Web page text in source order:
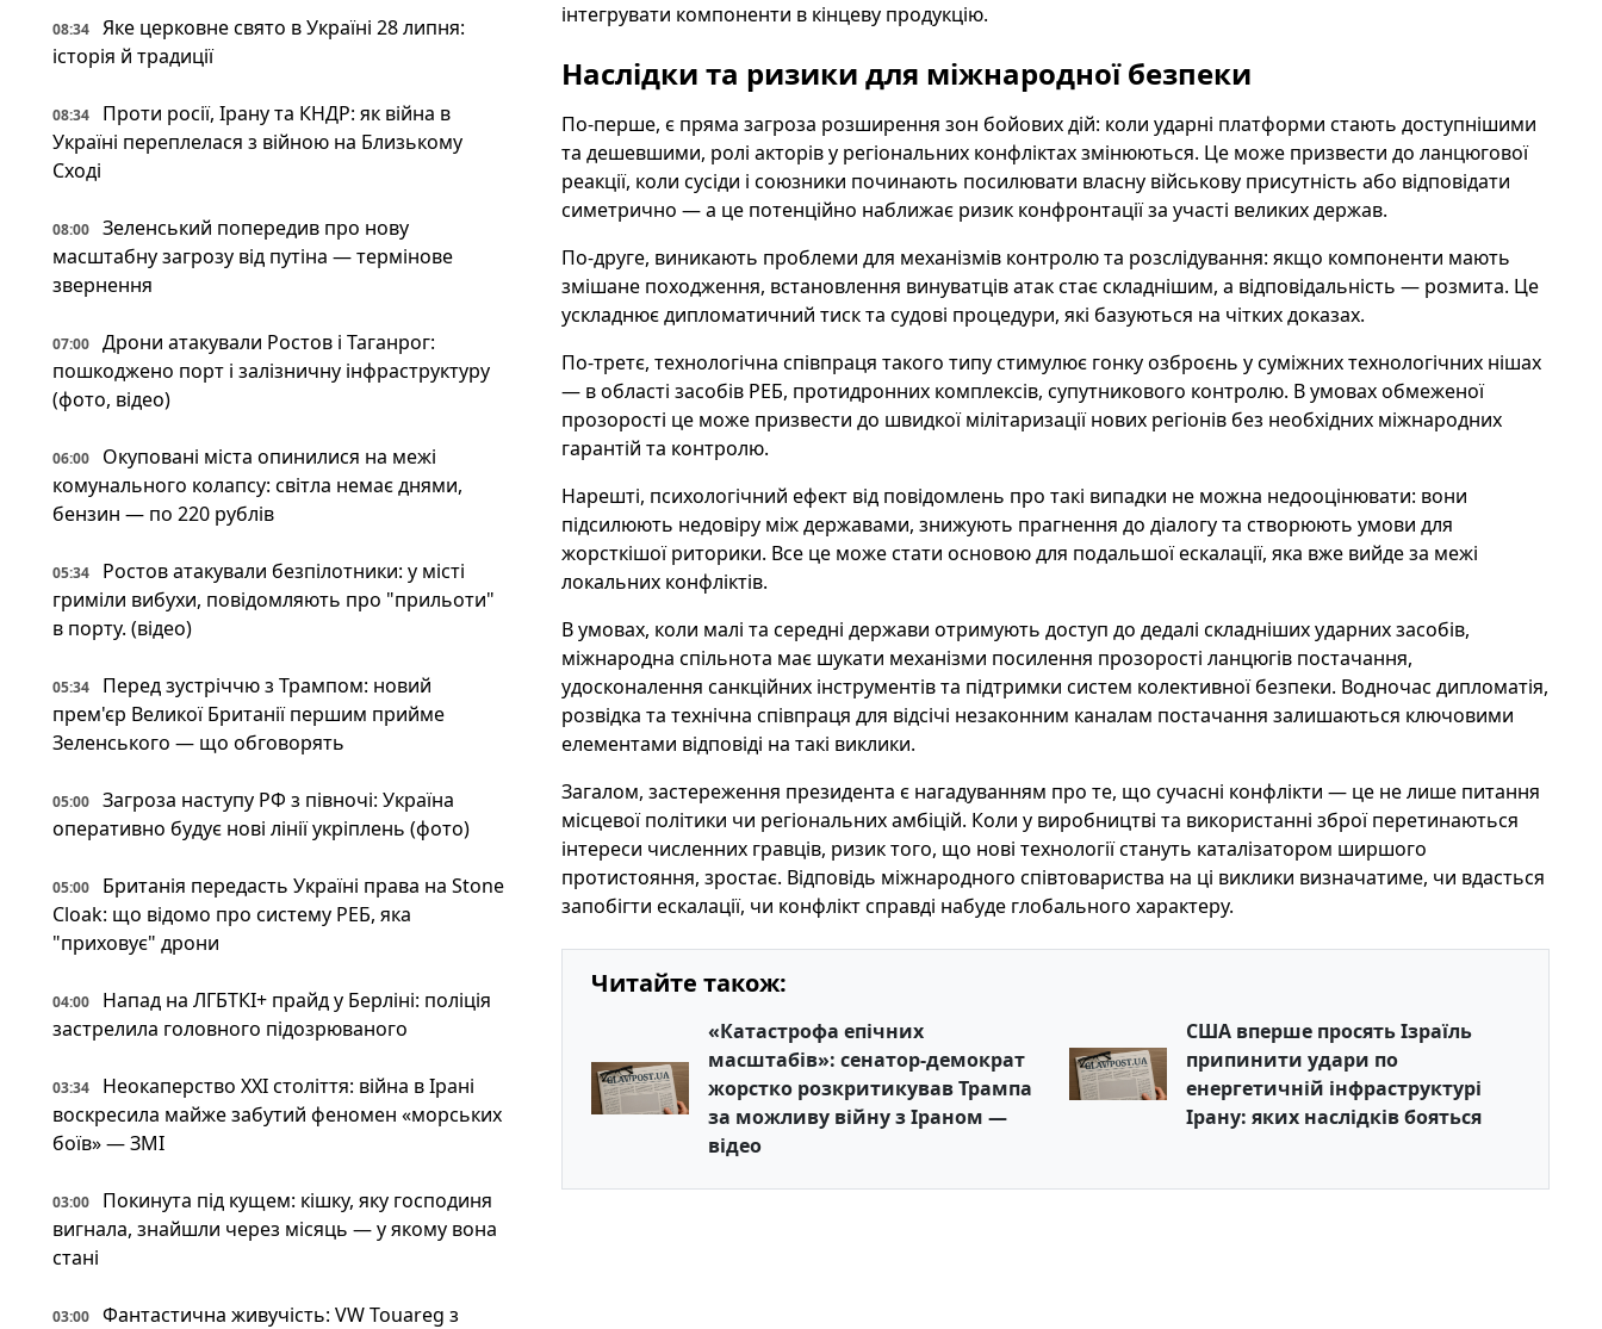
08:34
Яке церковне свято в Україні 28 липня:
історія й традиції
08:34
Проти росії, Ірану та КНДР: як війна в
Україні переплелася з війною на Близькому
Сході
08:00
Зеленський попередив про нову
масштабну загрозу від путіна — термінове
звернення
07:00
Дрони атакували Ростов і Таганрог:
пошкоджено порт і залізничну інфраструктуру
(фото, відео)
06:00
Окуповані міста опинилися на межі
комунального колапсу: світла немає днями,
бензин — по 220 рублів
05:34
Ростов атакували безпілотники: у місті
гриміли вибухи, повідомляють про "прильоти"
в порту. (відео)
05:34
Перед зустріччю з Трампом: новий
прем'єр Великої Британії першим прийме
Зеленського — що обговорять
05:00
Загроза наступу РФ з півночі: Україна
оперативно будує нові лінії укріплень (фото)
05:00
Британія передасть Україні права на Stone
Cloak: що відомо про систему РЕБ, яка
"приховує" дрони
04:00
Напад на ЛГБТКІ+ прайд у Берліні: поліція
застрелила головного підозрюваного
03:34
Неокаперство XXI століття: війна в Ірані
воскресила майже забутий феномен «морських
боїв» — ЗМІ
03:00
Покинута під кущем: кішку, яку господиня
вигнала, знайшли через місяць — у якому вона
стані
03:00
Фантастична живучість: VW Touareg з
інтегрувати компоненти в кінцеву продукцію.
Наслідки та ризики для міжнародної безпеки
По-перше, є пряма загроза розширення зон бойових дій: коли ударні платформи стають доступнішими
та дешевшими, ролі акторів у регіональних конфліктах змінюються. Це може призвести до ланцюгової
реакції, коли сусіди і союзники починають посилювати власну військову присутність або відповідати
симетрично — а це потенційно наближає ризик конфронтації за участі великих держав.
По-друге, виникають проблеми для механізмів контролю та розслідування: якщо компоненти мають
змішане походження, встановлення винуватців атак стає складнішим, а відповідальність — розмита. Це
ускладнює дипломатичний тиск та судові процедури, які базуються на чітких доказах.
По-третє, технологічна співпраця такого типу стимулює гонку озброєнь у суміжних технологічних нішах
— в області засобів РЕБ, протидронних комплексів, супутникового контролю. В умовах обмеженої
прозорості це може призвести до швидкої мілітаризації нових регіонів без необхідних міжнародних
гарантій та контролю.
Нарешті, психологічний ефект від повідомлень про такі випадки не можна недооцінювати: вони
підсилюють недовіру між державами, знижують прагнення до діалогу та створюють умови для
жорсткішої риторики. Все це може стати основою для подальшої ескалації, яка вже вийде за межі
локальних конфліктів.
В умовах, коли малі та середні держави отримують доступ до дедалі складніших ударних засобів,
міжнародна спільнота має шукати механізми посилення прозорості ланцюгів постачання,
удосконалення санкційних інструментів та підтримки систем колективної безпеки. Водночас дипломатія,
розвідка та технічна співпраця для відсічі незаконним каналам постачання залишаються ключовими
елементами відповіді на такі виклики.
Загалом, застереження президента є нагадуванням про те, що сучасні конфлікти — це не лише питання
місцевої політики чи регіональних амбіцій. Коли у виробництві та використанні зброї перетинаються
інтереси численних гравців, ризик того, що нові технології стануть каталізатором ширшого
протистояння, зростає. Відповідь міжнародного співтовариства на ці виклики визначатиме, чи вдасться
запобігти ескалації, чи конфлікт справді набуде глобального характеру.
Читайте також:
«Катастрофа епічних
масштабів»: сенатор-демократ
жорстко розкритикував Трампа
за можливу війну з Іраном —
відео
США вперше просять Ізраїль
припинити удари по
енергетичній інфраструктурі
Ірану: яких наслідків бояться